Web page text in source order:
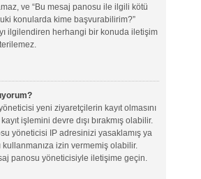
ve “Bu mesaj panosu ile ilgili kötü
konularda kime başvurabilirim?”
ilgilendiren herhangi bir konuda iletişim
yeni ziyaretçilerin kayıt olmasını
işlemini devre dışı bırakmış olabilir.
yöneticisi IP adresinizi yasaklamış ya
kullanmanıza izin vermemiş olabilir.
panosu yöneticisiyle iletişime geçin.